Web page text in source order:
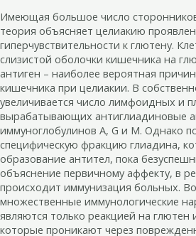
Имеющая большое число
теория объясняет целиакию
гиперчувствительности к глютену.
слизистой оболочки кишечника на
антиген – наиболее вероятная
кишечника при целиакии. В
увеличивается число лимфоидных и
вырабатывающих антиглиадиновые
иммуноглобулинов A, G и М. Однако
специфическую фракцию глиадина,
образование антител, пока
объяснение первичному аффекту, в
происходит иммунизация больных.
множественные иммунологические
являются только реакцией на глютен
которые проникают через